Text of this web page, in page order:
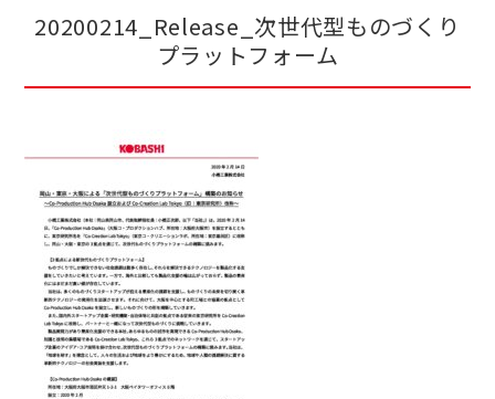
20200214_Release_次世代型ものづくり
プラットフォーム